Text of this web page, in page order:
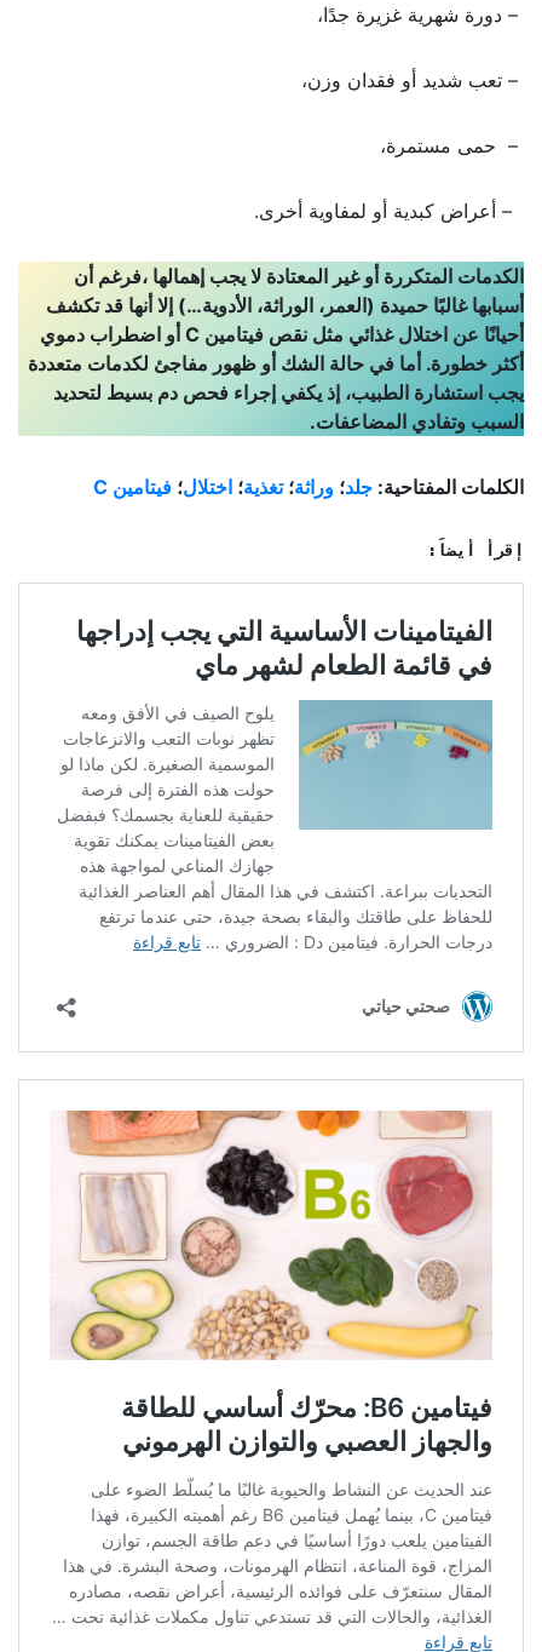
– دورة شهرية غزيرة جدًا،
– تعب شديد أو فقدان وزن،
– حمى مستمرة،
– أعراض كبدية أو لمفاوية أخرى.
الكدمات المتكررة أو غير المعتادة لا يجب إهمالها ،فرغم أن
أسبابها غالبًا حميدة (العمر، الوراثة، الأدوية…) إلا أنها قد تكشف
أحيانًا عن اختلال غذائي مثل نقص فيتامين Cأو اضطراب دموي
أكثر خطورة. أما في حالة الشك أو ظهور مفاجئ لكدمات متعددة
يجب استشارة الطبيب، إذ يكفي إجراء فحص دم بسيط لتحديد
السبب وتفادي المضاعفات.
الكلمات المفتاحية: جلد؛ وراثة؛تغذية؛ اختلال؛ فيتامين C
إقرأ أيضاً: